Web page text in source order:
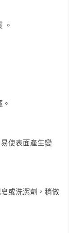
。
使表面產生變
或洗潔劑，稍做